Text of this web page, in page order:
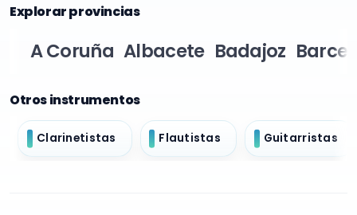
Explorar provincias
A Coruña Albacete Badajoz
Otros instrumentos
Clarinetistas Flautistas Guitarristas